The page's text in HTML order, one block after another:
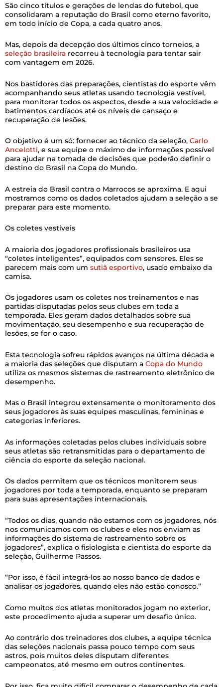
São cinco títulos e gerações de lendas do futebol, que
consolidaram a reputação do Brasil como eterno favorito,
em todo início de Copa, a cada quatro anos.
Mas, depois da decepção dos últimos cinco torneios, a
seleção brasileira recorreu à tecnologia para tentar sair
com vantagem em 2026.
Nos bastidores das preparações, cientistas do esporte vêm
acompanhando seus atletas usando tecnologia vestível,
para monitorar todos os aspectos, desde a sua velocidade e
batimentos cardíacos até os níveis de cansaço e
recuperação de lesões.
O objetivo é um só: fornecer ao técnico da seleção, Carlo
Ancelotti, e sua equipe o máximo de informações possível
para ajudar na tomada de decisões que poderão definir o
destino do Brasil na Copa do Mundo.
A estreia do Brasil contra o Marrocos se aproxima. E aqui
mostramos como os dados coletados ajudam a seleção a se
preparar para este momento.
Os coletes vestíveis
A maioria dos jogadores profissionais brasileiros usa
“coletes inteligentes”, equipados com sensores. Eles se
parecem mais com um sutiã esportivo, usado embaixo da
camisa.
Os jogadores usam os coletes nos treinamentos e nas
partidas disputadas pelos seus clubes em toda a
temporada. Eles geram dados detalhados sobre sua
movimentação, seu desempenho e sua recuperação de
lesões, se for o caso.
Esta tecnologia sofreu rápidos avanços na última década e
a maioria das seleções que disputam a Copa do Mundo
utiliza os mesmos sistemas de rastreamento eletrônico de
desempenho.
Mas o Brasil integrou extensamente o monitoramento dos
seus jogadores às suas equipes masculinas, femininas e
categorias inferiores.
As informações coletadas pelos clubes individuais sobre
seus atletas são retransmitidas para o departamento de
ciência do esporte da seleção nacional.
Os dados permitem que os técnicos monitorem seus
jogadores por toda a temporada, enquanto se preparam
para suas apresentações internacionais.
“Todos os dias, quando não estamos com os jogadores, nós
nos comunicamos com os clubes e eles nos enviam as
informações do sistema de rastreamento sobre os
jogadores”, explica o fisiologista e cientista do esporte da
seleção, Guilherme Passos.
“Por isso, é fácil integrá-los ao nosso banco de dados e
analisar os jogadores, quando eles não estão conosco.”
Como muitos dos atletas monitorados jogam no exterior,
este procedimento ajuda a superar um desafio único.
Ao contrário dos treinadores dos clubes, a equipe técnica
das seleções nacionais passa pouco tempo com seus
astros, pois muitos deles disputam diferentes
campeonatos, até mesmo em outros continentes.